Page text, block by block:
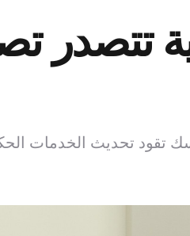
تتصدر
تقود تحديث الخدمات